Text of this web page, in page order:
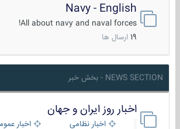
Navy - English
All about navy and naval forces!
ارسال ها
NEWS SECTION - بخش خبر
اخبار روز ایران و جهان
اخبار نظامی
اخبار عمومی